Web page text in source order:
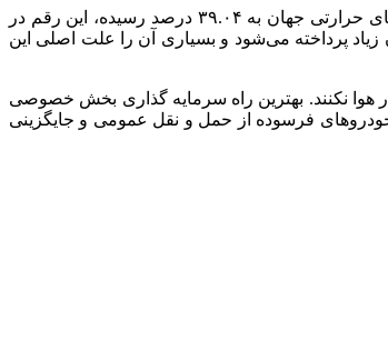
بسیاری از کارشناسان مهمترین دلیل مصرف بالای سوخت توسط نیروگاه‌ها را راندمان پایین عنوان کرده‌اند این در حالیست که متوسط راندمان نیروگاه‌های حرارتی جهان به ۳۹.۰۴ درصد رسیده، این رقم در
است که به آن زیاد پرداخته می‌شود و بسیاری آن را علت اصلی این
هوا نکنند. بهترین راه سرمایه گذاری بخش خصوصی
فرسوده از حمل و نقل عمومی و جایگزینی